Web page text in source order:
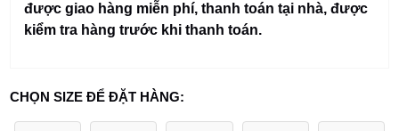
được giao hàng miễn phí, thanh toán tại nhà, được
kiểm tra hàng trước khi thanh toán.
CHỌN SIZE ĐỂ ĐẶT HÀNG: